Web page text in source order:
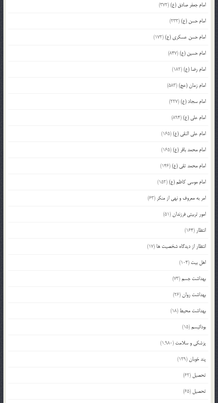
امام جعفر صادق (ع)(372)
امام حسن (ع)(233)
امام حسن عسکری (ع)(172)
امام حسین (ع)(847)
امام رضا (ع)(182)
امام زمان (عج)(583)
امام سجاد (ع)(227)
امام علی (ع)(894)
امام علی النقی (ع)(165)
امام محمد باقر (ع)(165)
امام محمد تقی (ع)(146)
امام موسی کاظم (ع)(152)
امر به معروف و نهی از منکر (63)
امور تربیتی فرزندان(51)
انتظار (164)
انتظار از دیدگاه شخصیت ها (17)
اهل بیت (104)
بهداشت جسم(73)
بهداشت روان(26)
بهداشت محیط (18)
بودائیسم(15)
پزشکی و سلامت (1,980)
پند خوبان(129)
تحصیل (62)
تحصیل (65)